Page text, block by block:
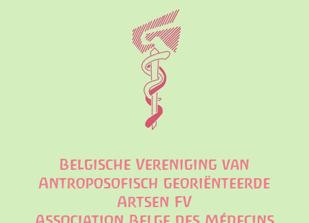
Belgische Vereniging van
Antroposofisch georiënteerde
Artsen FV